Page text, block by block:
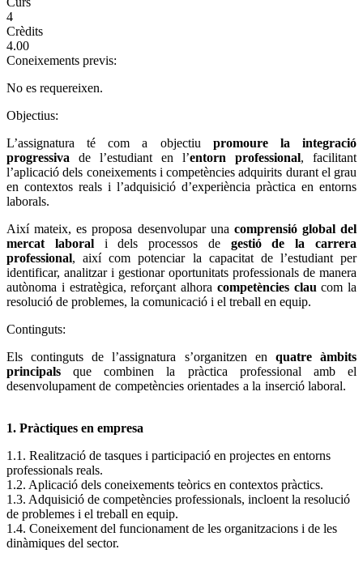
4
Crèdits
4.00
Coneixements previs:
No es requereixen.
Objectius:
L’assignatura té com a objectiu promoure la
integració
progressiva de l’estudiant en l’entorn professional, facilitant
l’aplicació dels coneixements i competències adquirits durant el grau
en contextos reals i l’adquisició d’experiència pràctica en entorns
laborals.
Així mateix, es proposa desenvolupar una comprensió global del
mercat laborali dels processos degestió de la carrera
professional, així com potenciar la capacitat de l’estudiant per
identificar, analitzar i gestionar oportunitats professionals de manera
autònoma i estratègica, reforçant alhora competències clau com la
resolució de problemes, la comunicació i el treball en equip.
Continguts:
Els continguts de l’assignatura s’organitzen en quatre àmbits
principals que combinen la pràctica professional amb el
desenvolupament de competències orientades a la inserció laboral.
1. Pràctiques en empresa
1.1. Realització de tasques i participació en projectes en entorns
professionals reals.
1.2. Aplicació dels coneixements teòrics en contextos pràctics.
1.3. Adquisició de competències professionals, incloent la resolució
de problemes i el treball en equip.
1.4. Coneixement del funcionament de les organitzacions i de les
dinàmiques del sector.